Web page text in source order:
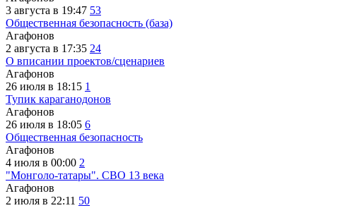
3 августа в 19:47 53
Общественная безопасность (база)
Агафонов
2 августа в 17:35 24
О вписании проектов/сценариев
Агафонов
26 июля в 18:15 1
Тупик караганодонов
Агафонов
26 июля в 18:05 6
Общественная безопасность
Агафонов
4 июля в 00:00 2
"Монголо-татары". СВО 13 века
Агафонов
2 июля в 22:11 50